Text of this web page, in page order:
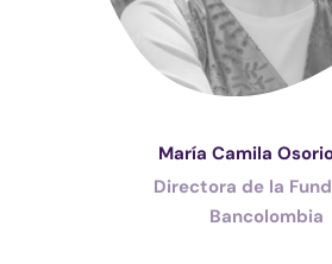
María Camila
Directora de la
Bancolombia